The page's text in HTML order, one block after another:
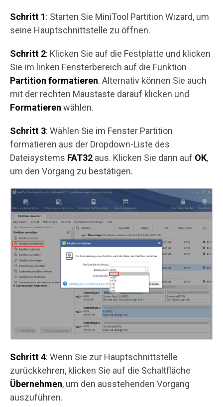
Schritt 1: Starten Sie MiniTool Partition Wizard, um
seine Hauptschnittstelle zu öffnen.
Schritt 2: Klicken Sie auf die Festplatte und klicken
Sie im linken Fensterbereich auf die Funktion
Partition formatieren. Alternativ können Sie auch
mit der rechten Maustaste darauf klicken und
Formatieren wählen.
Schritt 3: Wählen Sie im Fenster Partition
formatieren aus der Dropdown-Liste des
Dateisystems FAT32 aus. Klicken Sie dann auf OK,
um den Vorgang zu bestätigen.
Schritt 4: Wenn Sie zur Hauptschnittstelle
zurückkehren, klicken Sie auf die Schaltfläche
Übernehmen, um den ausstehenden Vorgang
auszuführen.